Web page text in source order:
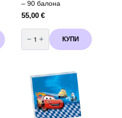
– 90 балона
55,00 €
количество
за
Бутилка
с
употреба
балона
КУПИ